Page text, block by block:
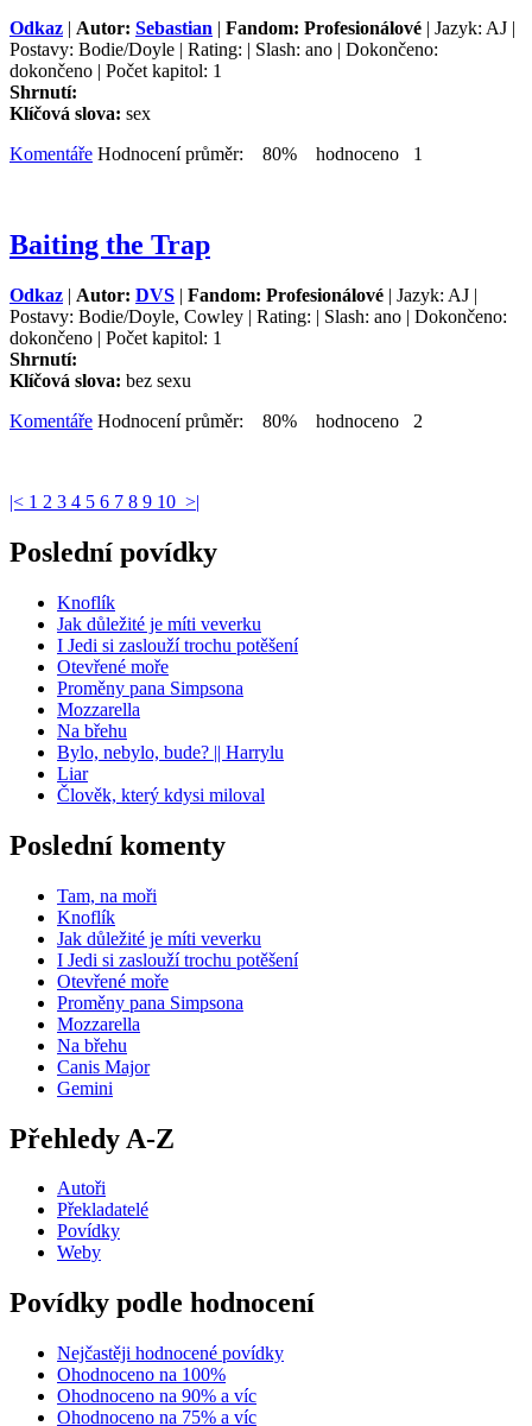
Odkaz | Autor: Sebastian | Fandom: Profesionálové | Jazyk: AJ |
Postavy: Bodie/Doyle | Rating: | Slash: ano | Dokončeno:
dokončeno | Počet kapitol: 1
Shrnutí:
Klíčová slova: sex
Komentáře Hodnocení průměr: 80% hodnoceno 1
Baiting the Trap
Odkaz | Autor: DVS | Fandom: Profesionálové | Jazyk: AJ |
Postavy: Bodie/Doyle, Cowley | Rating: | Slash: ano | Dokončeno:
dokončeno | Počet kapitol: 1
Shrnutí:
Klíčová slova: bez sexu
Komentáře Hodnocení průměr: 80% hodnoceno 2
|< 1 2 3 4 5 6 7 8 9 10 >|
Poslední povídky
Knoflík
Jak důležité je míti veverku
I Jedi si zaslouží trochu potěšení
Otevřené moře
Proměny pana Simpsona
Mozzarella
Na břehu
Bylo, nebylo, bude? || Harrylu
Liar
Člověk, který kdysi miloval
Poslední komenty
Tam, na moři
Knoflík
Jak důležité je míti veverku
I Jedi si zaslouží trochu potěšení
Otevřené moře
Proměny pana Simpsona
Mozzarella
Na břehu
Canis Major
Gemini
Přehledy A-Z
Autoři
Překladatelé
Povídky
Weby
Povídky podle hodnocení
Nejčastěji hodnocené povídky
Ohodnoceno na 100%
Ohodnoceno na 90% a víc
Ohodnoceno na 75% a víc